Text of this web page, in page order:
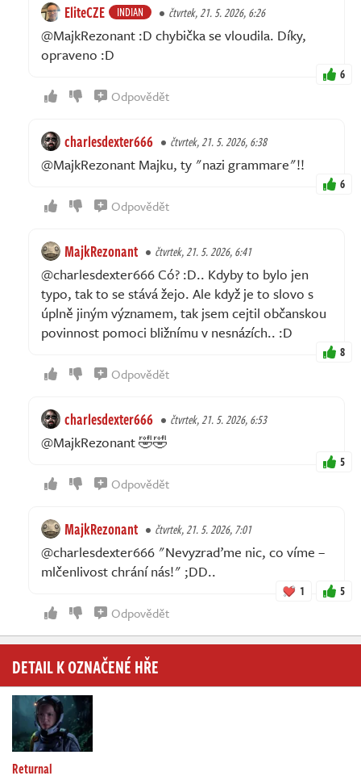
EliteCZE INDIAN čtvrtek, 21. 5. 2026, 6:26
@MajkRezonant :D chybička se vloudila. Díky,
opraveno :D
6
Odpovědět
charlesdexter666 čtvrtek, 21. 5. 2026, 6:38
@MajkRezonant Majku, ty "nazi grammare"!!
6
Odpovědět
MajkRezonant čtvrtek, 21. 5. 2026, 6:41
@charlesdexter666 Có? :D.. Kdyby to bylo jen
typo, tak to se stává žejo. Ale když je to slovo s
úplně jiným významem, tak jsem cejtil občanskou
povinnost pomoci bližnímu v nesnázích.. :D
8
Odpovědět
charlesdexter666 čtvrtek, 21. 5. 2026, 6:53
@MajkRezonant 🤣🤣
5
Odpovědět
MajkRezonant čtvrtek, 21. 5. 2026, 7:01
@charlesdexter666 "Nevyzraďme nic, co víme –
mlčenlivost chrání nás!" ;DD..
1 5
Odpovědět
DETAIL K OZNAČENÉ HŘE
Returnal